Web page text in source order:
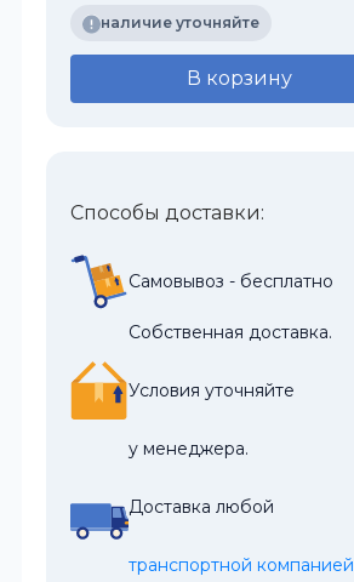
наличие уточняйте
В корзину
Способы доставки:
Самовывоз - бесплатно
Собственная доставка.
Условия уточняйте
у менеджера.
Доставка любой
транспортной компанией